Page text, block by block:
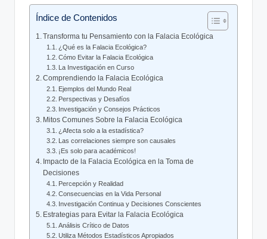
Índice de Contenidos
Transforma tu Pensamiento con la Falacia Ecológica
¿Qué es la Falacia Ecológica?
Cómo Evitar la Falacia Ecológica
La Investigación en Curso
Comprendiendo la Falacia Ecológica
Ejemplos del Mundo Real
Perspectivas y Desafíos
Investigación y Consejos Prácticos
Mitos Comunes Sobre la Falacia Ecológica
¿Afecta solo a la estadística?
Las correlaciones siempre son causales
¡Es solo para académicos!
Impacto de la Falacia Ecológica en la Toma de
Decisiones
Percepción y Realidad
Consecuencias en la Vida Personal
Investigación Continua y Decisiones Conscientes
Estrategias para Evitar la Falacia Ecológica
Análisis Crítico de Datos
Utiliza Métodos Estadísticos Apropiados